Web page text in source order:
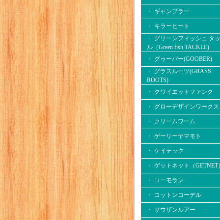
・ ギャンブラー
・ キラーヒート
・ グリーンフィッシュ タ
ル（Green fish TACKLE)
・ グゥーバー(GOOBER)
・ グラスルーツ(GRASS
ROOTS)
・ クワイエットファンク
・ グローデザインワークス
・ クリームワーム
・ ゲーリーヤマモト
・ ケイテック
・ ゲットネット（GETNET
・ コーモラン
・ コットンコーデル
・ サウザンルアー